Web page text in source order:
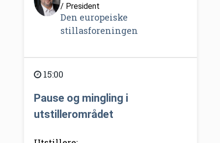
/ President
Den europeiske
stillasforeningen
15:00
Pause og mingling i
utstillerområdet